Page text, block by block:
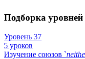
Подборка уровней
Уровень 37
5 уроков
Изучение союзов `